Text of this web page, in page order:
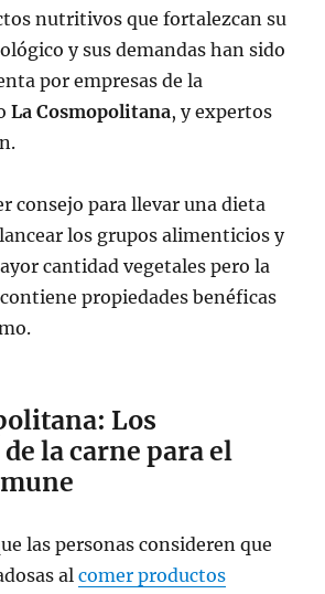
nutritivos que fortalezcan su
y sus demandas han sido
por empresas de la
La Cosmopolitana, y expertos
consejo para llevar una dieta
los grupos alimenticios y
cantidad vegetales pero la
propiedades benéficas
Los
la carne para el
las personas consideren que
alcomer productos